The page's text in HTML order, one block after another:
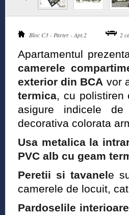
Bloc C3 - Parter - Apt.2 2
Apartamentul
camerele
exterior din BCA vor
termica, cu polistiren
asigure indicele
decorativa colorata
Usa metalica la
PVC alb cu geam
Peretii si tavanele
camerele de locuit,
Pardoselile interioare